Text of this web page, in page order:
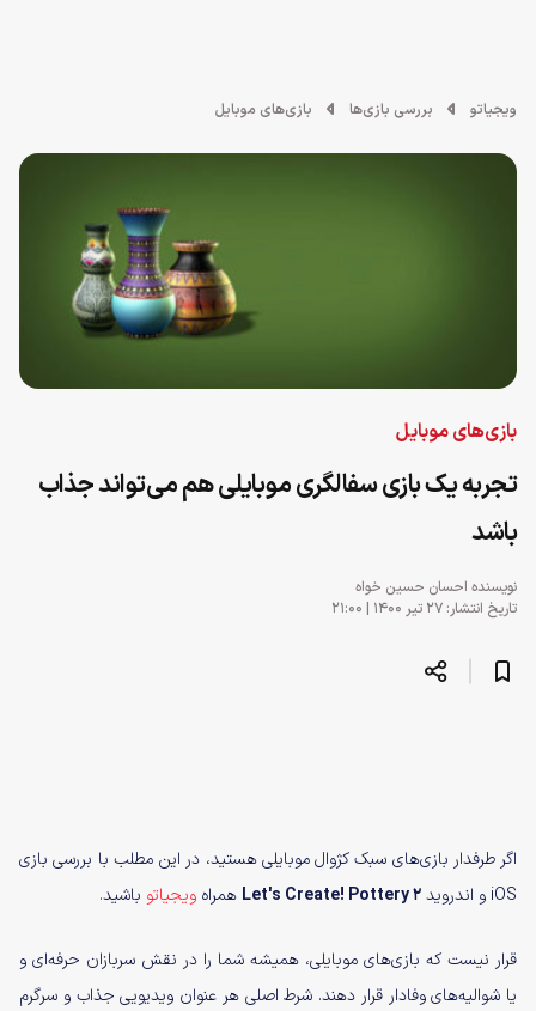
ویجیاتو بررسی بازی‌ها بازی‌های موبایل
بازی‌های موبایل
تجربه یک بازی سفالگری موبایلی هم می‌تواند جذاب
باشد
نویسنده احسان حسین خواه
تاریخ انتشار: ۲۷ تیر ۱۴۰۰ | ۲۱:۰۰
اگر طرفدار بازی‌های سبک کژوال موبایلی هستید، در این مطلب با بررسی بازی
iOS و اندروید
Let's Create! Pottery 2 همراه ویجیاتو باشید.
قرار نیست که بازی‌های موبایلی، همیشه شما را در نقش سربازان حرفه‌ای و
یا شوالیه‌های وفادار قرار دهند. شرط اصلی هر عنوان ویدیویی جذاب و سرگرم